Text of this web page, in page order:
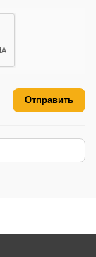
Отправить